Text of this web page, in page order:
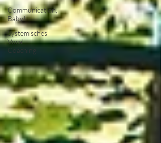
Communication,
Baby!
Systemisches
Vocal
Coaching